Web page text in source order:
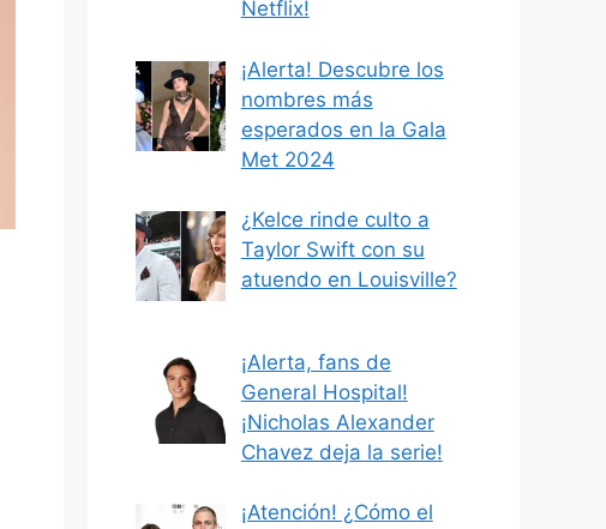
Netflix!
¡Alerta! Descubre los
nombres más
esperados en la Gala
Met 2024
¿Kelce rinde culto a
Taylor Swift con su
atuendo en Louisville?
¡Alerta, fans de
General Hospital!
¡Nicholas Alexander
Chavez deja la serie!
¡Atención! ¿Cómo el